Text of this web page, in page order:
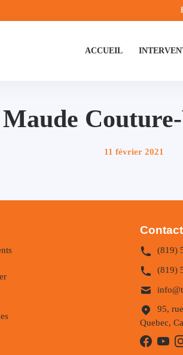
ACCUEIL
Maude
Publié
11 février 2021
(819)
(819)
95,
Quebec,